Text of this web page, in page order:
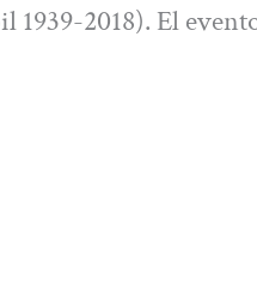
1939-2018). El